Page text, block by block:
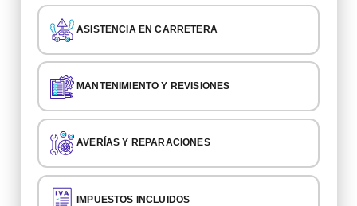
ASISTENCIA EN CARRETERA
MANTENIMIENTO Y REVISIONES
AVERÍAS Y REPARACIONES
IMPUESTOS INCLUIDOS